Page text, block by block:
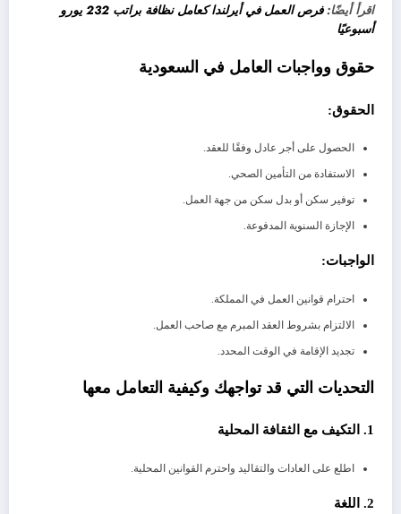
اقرأ أيضًا:
فرص العمل في أيرلندا كعامل نظافة براتب 232 يورو
أسبوعيًا
حقوق وواجبات العامل في السعودية
الحقوق:
الحصول على أجر عادل وفقًا للعقد.
الاستفادة من التأمين الصحي.
توفير سكن أو بدل سكن من جهة العمل.
الإجازة السنوية المدفوعة.
الواجبات:
احترام قوانين العمل في المملكة.
الالتزام بشروط العقد المبرم مع صاحب العمل.
تجديد الإقامة في الوقت المحدد.
التحديات التي قد تواجهك وكيفية التعامل معها
1. التكيف مع الثقافة المحلية
اطلع على العادات والتقاليد واحترم القوانين المحلية.
2. اللغة